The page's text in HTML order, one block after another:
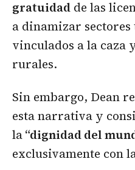
gratuidad de las
a dinamizar
vinculados a la caza
rurales.
Sin embargo, Dean
esta narrativa y
la“dignidad del
exclusivamente con